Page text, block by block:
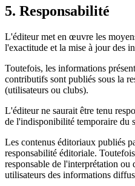
5. Responsabilité
L'éditeur met en œuvre les
l'exactitude et la mise à jour des
Toutefois, les informations
contributifs sont publiés sous la
(utilisateurs ou clubs).
L'éditeur ne saurait être tenu
de l'indisponibilité temporaire du
Les contenus éditoriaux publiés
responsabilité éditoriale.
responsable de l'interprétation
utilisateurs des informations